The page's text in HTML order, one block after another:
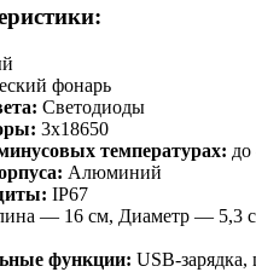
фонарь
Светодиоды
3х18650
температурах: до
Алюминий
IP67
— 16 см, Диаметр — 5,3
функции: USB-